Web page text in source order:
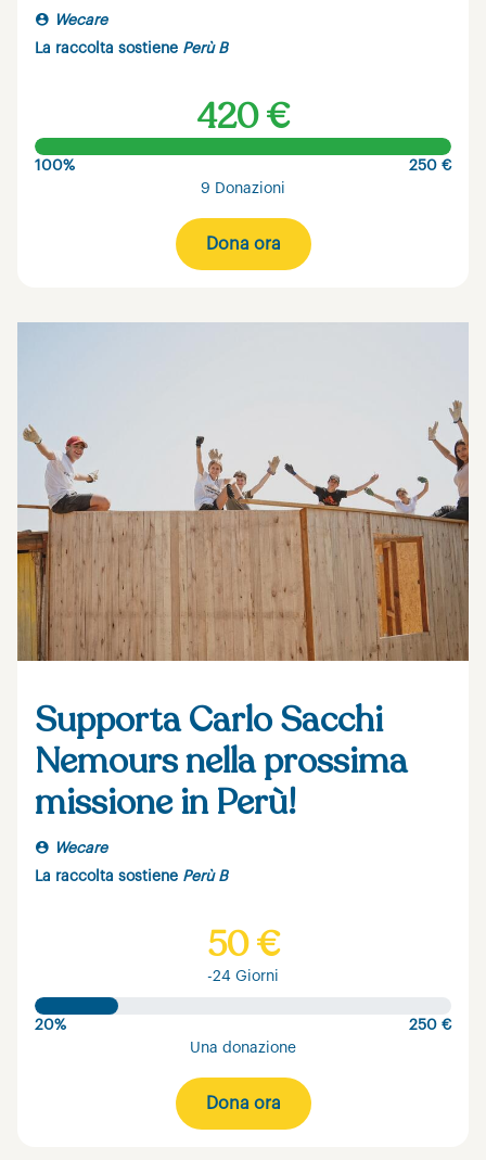
Wecare
La raccolta sostiene Perù B
420 €
100%
250 €
9 Donazioni
Dona ora
Supporta Carlo Sacchi
Nemours nella prossima
missione in Perù!
Wecare
La raccolta sostiene Perù B
50 €
-24 Giorni
20%
250 €
Una donazione
Dona ora